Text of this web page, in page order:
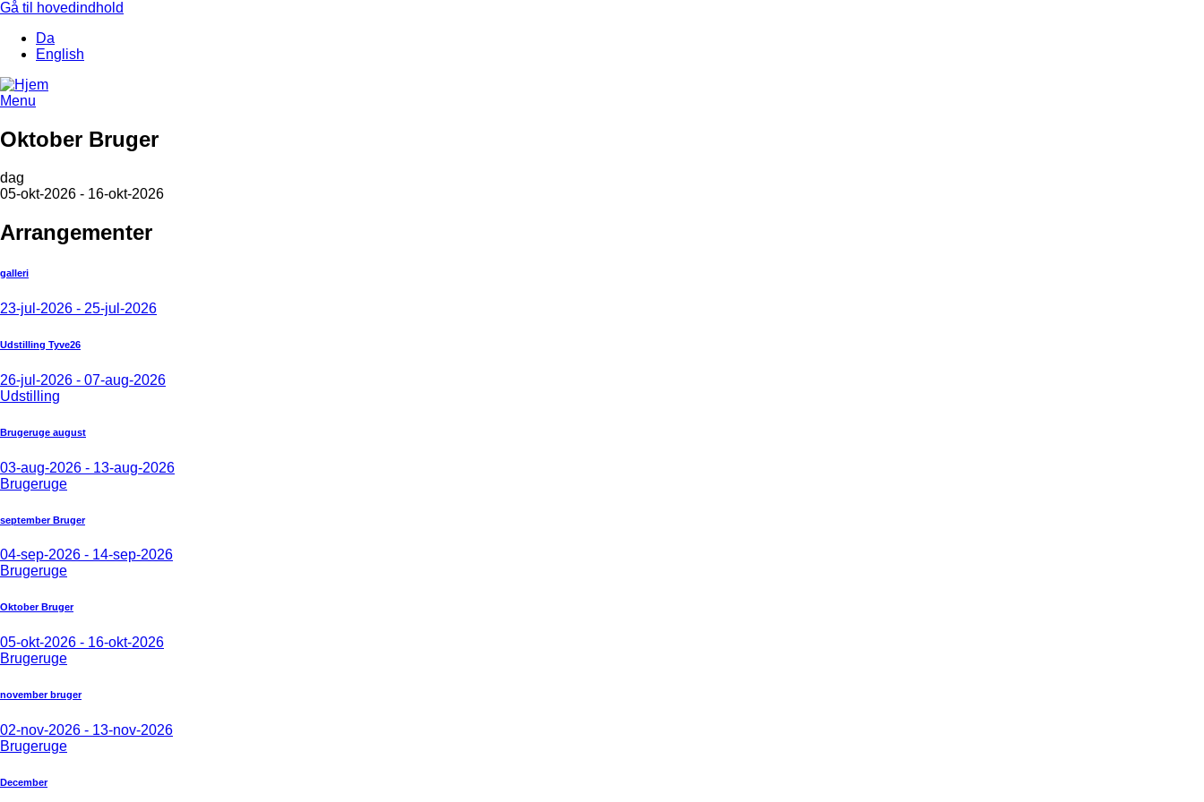
Gå til hovedindhold
Da
English
Menu
Oktober Bruger
dag
05-okt-2026 - 16-okt-2026
Arrangementer
galleri
23-jul-2026 - 25-jul-2026
Udstilling Tyve26
26-jul-2026 - 07-aug-2026
Udstilling
Brugeruge august
03-aug-2026 - 13-aug-2026
Brugeruge
september Bruger
04-sep-2026 - 14-sep-2026
Brugeruge
Oktober Bruger
05-okt-2026 - 16-okt-2026
Brugeruge
november bruger
02-nov-2026 - 13-nov-2026
Brugeruge
December